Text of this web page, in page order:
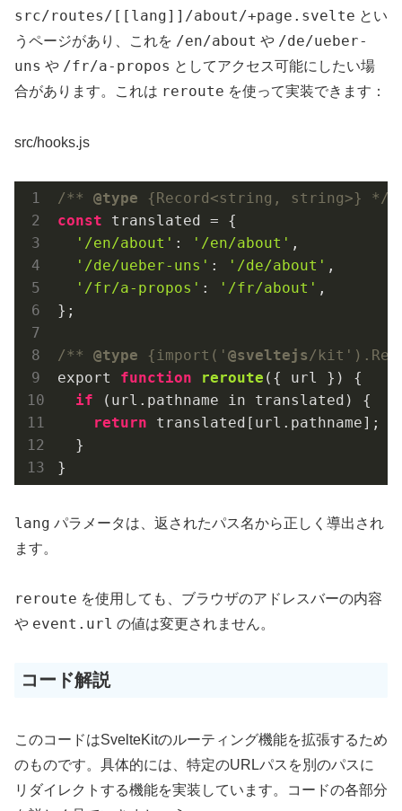
src/routes/[[lang]]/about/+page.svelte とい
うページがあり、これを /en/about や /de/ueber-
uns や /fr/a-propos としてアクセス可能にしたい場
合があります。これは reroute を使って実装できます：
src/hooks.js
/** @type {Record<string, string>} */
const translated = {
'/en/about' : '/en/about' ,
'/de/ueber-uns' : '/de/about' ,
'/fr/a-propos' : '/fr/about' ,
};
/** @type {import(' @sveltejs/
export function reroute ({ url })
{
if (url.pathname in translated) {
return translated[url.pathname];
  }
}
lang パラメータは、返されたパス名から正しく導出され
ます。
reroute を使用しても、ブラウザのアドレスバーの内容
や event.url の値は変更されません。
コード解説
このコードはSvelteKitのルーティング機能を拡張するため
のものです。具体的には、特定のURLパスを別のパスに
リダイレクトする機能を実装しています。コードの各部分